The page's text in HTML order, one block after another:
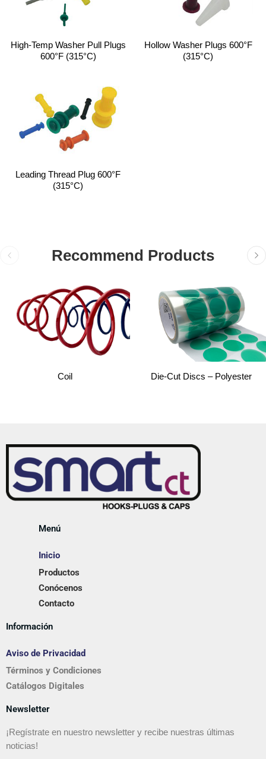
High-Temp Washer Pull Plugs
600°F (315°C)
Hollow Washer Plugs 600°F
(315°C)
Leading Thread Plug 600°F
(315°C)
Recommend Products
Coil Die-Cut Discs – Polyester
Menú
Inicio
Productos
Conócenos
Contacto
Información
Aviso de Privacidad
Términos y Condiciones
Catálogos Digitales
Newsletter
¡Regístrate en nuestro newsletter y recibe nuestras últimas
noticias!